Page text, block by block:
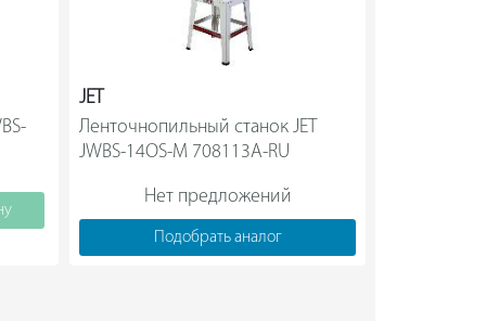
JET
Ленточнопильный станок JET
Нет предложений
Подобрать аналог